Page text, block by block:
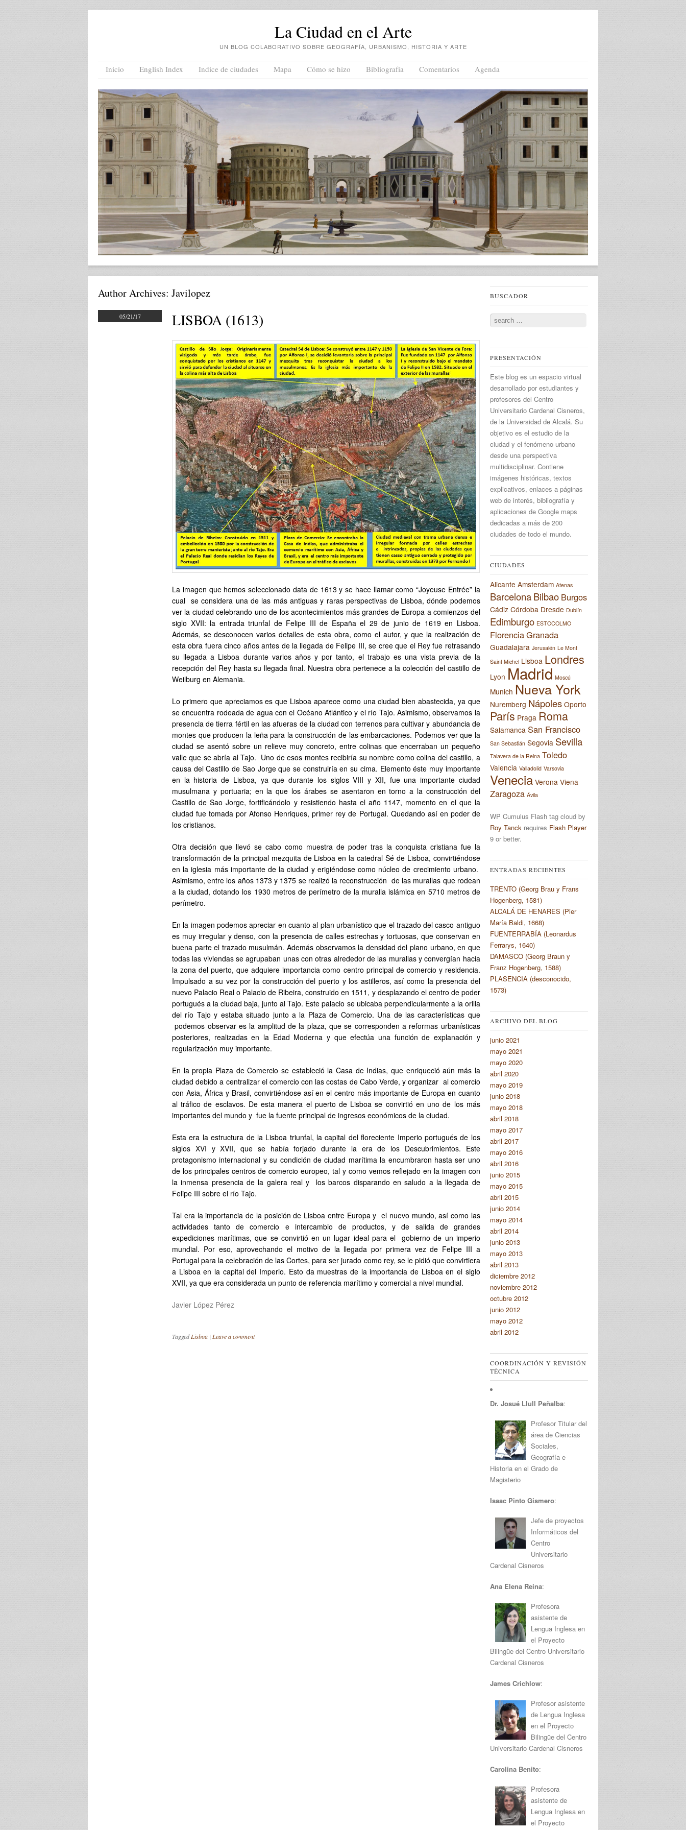
La Ciudad en el Arte
UN BLOG COLABORATIVO SOBRE GEOGRAFÍA, URBANISMO, HISTORIA Y ARTE
Menu
Skip to content
Inicio English Index Indice de ciudades Mapa Cómo se hizo Bibliografía Comentarios Agenda
Author Archives: Javilopez
05/21/17 LISBOA (1613)
La imagen que hemos seleccionado data de 1613 y se hace llamar como “Joyeuse Entrée” la
cual se considera una de las más antiguas y raras perspectivas de Lisboa, dónde podemos
ver la ciudad celebrando uno de los acontecimientos más grandes de Europa a comienzos del
siglo XVII: la entrada triunfal de Felipe III de España el 29 de junio de 1619 en Lisboa.
Además, se desconocen varios detalles de esta obra, como el autor, y que la realización de
esta obra fuera cinco años antes de la llegada de Felipe III, se cree que el Rey fue retrasando
su llegada a Lisboa durante varios años y por tanto, el trabajo es una vista previa de la
recepción del Rey hasta su llegada final. Nuestra obra pertenece a la colección del castillo de
Weilburg en Alemania.
Lo primero que apreciamos es que Lisboa aparece como una ciudad bien abastecida, ya que
se encuentra rodeada de agua con el Océano Atlántico y el río Tajo. Asimismo, observamos la
presencia de tierra fértil en las afueras de la ciudad con terrenos para cultivar y abundancia de
montes que producen la leña para la construcción de las embarcaciones. Podemos ver que la
ciudad se asentó sobre un relieve muy concreto, entre colinas que encerraban un pequeño
valle que se abría al Tajo. Uno de esos montes recibiría su nombre como colina del castillo, a
causa del Castillo de Sao Jorge que se construiría en su cima. Elemento éste muy importante
en la historia de Lisboa, ya que durante los siglos VIII y XII, fue una importante ciudad
musulmana y portuaria; en la que los árabes se asentaron en torno a la construcción del
Castillo de Sao Jorge, fortificándolo y resistiendo hasta el año 1147, momento en el que la
ciudad fue tomada por Afonso Henriques, primer rey de Portugal. Quedando así en poder de
los cristianos.
Otra decisión que llevó se cabo como muestra de poder tras la conquista cristiana fue la
transformación de la principal mezquita de Lisboa en la catedral Sé de Lisboa, convirtiéndose
en la iglesia más importante de la ciudad y erigiéndose como núcleo de crecimiento urbano.
Asimismo, entre los años 1373 y 1375 se realizó la reconstrucción de las murallas que rodean
a la ciudad, dotando los 1930 metros de perímetro de la muralla islámica en 5710 metros de
perímetro.
En la imagen podemos apreciar en cuanto al plan urbanístico que el trazado del casco antiguo
es muy irregular y denso, con la presencia de calles estrechas y tortuosas, que conservan en
buena parte el trazado musulmán. Además observamos la densidad del plano urbano, en que
todas las viviendas se agrupaban unas con otras alrededor de las murallas y convergían hacia
la zona del puerto, que adquiere importancia como centro principal de comercio y residencia.
Impulsado a su vez por la construcción del puerto y los astilleros, así como la presencia del
nuevo Palacio Real o Palacio de Ribeira, construido en 1511, y desplazando el centro de poder
portugués a la ciudad baja, junto al Tajo. Este palacio se ubicaba perpendicularmente a la orilla
del río Tajo y estaba situado junto a la Plaza de Comercio. Una de las características que
podemos observar es la amplitud de la plaza, que se corresponden a reformas urbanísticas
posteriores, realizadas en la Edad Moderna y que efectúa una función de explanación y
regularización muy importante.
En la propia Plaza de Comercio se estableció la Casa de Indias, que enriqueció aún más la
ciudad debido a centralizar el comercio con las costas de Cabo Verde, y organizar al comercio
con Asia, África y Brasil, convirtiéndose así en el centro más importante de Europa en cuanto
al tráfico de esclavos. De esta manera el puerto de Lisboa se convirtió en uno de los más
importantes del mundo y fue la fuente principal de ingresos económicos de la ciudad.
Esta era la estructura de la Lisboa triunfal, la capital del floreciente Imperio portugués de los
siglos XVI y XVII, que se había forjado durante la era de los Descubrimientos. Este
protagonismo internacional y su condición de ciudad marítima la encumbraron hasta ser uno
de los principales centros de comercio europeo, tal y como vemos reflejado en la imagen con
la inmensa presencia de la galera real y los barcos disparando en saludo a la llegada de
Felipe III sobre el río Tajo.
Tal era la importancia de la posición de Lisboa entre Europa y el nuevo mundo, así como las
actividades tanto de comercio e intercambio de productos, y de salida de grandes
expediciones marítimas, que se convirtió en un lugar ideal para el gobierno de un imperio
mundial. Por eso, aprovechando el motivo de la llegada por primera vez de Felipe III a
Portugal para la celebración de las Cortes, para ser jurado como rey, se le pidió que convirtiera
a Lisboa en la capital del Imperio. Esto da muestras de la importancia de Lisboa en el siglo
XVII, ya que era considerada un punto de referencia marítimo y comercial a nivel mundial.
Javier López Pérez
TaggedLisboa | Leave a comment
BUSCADOR
Search
PRESENTACIÓN
Este blog es un espacio virtual
desarrollado por estudiantes y
profesores del Centro
Universitario Cardenal Cisneros,
de la Universidad de Alcalá. Su
objetivo es el estudio de la
ciudad y el fenómeno urbano
desde una perspectiva
multidisciplinar. Contiene
imágenes históricas, textos
explicativos, enlaces a páginas
web de interés, bibliografía y
aplicaciones de Google maps
dedicadas a más de 200
ciudades de todo el mundo.
CIUDADES
Alicante Amsterdam Atenas
BarcelonaBilbao Burgos
Cádiz Córdoba Dresde Dublín
Edimburgo ESTOCOLMO
FlorenciaGranada
Guadalajara Jerusalén Le Mont
Saint Michel Lisboa Londres
Lyon Madrid Moscú
Munich Nueva York
Nuremberg Nápoles Oporto
París Praga Roma
Salamanca San Francisco
San Sebastián Segovia Sevilla
Talavera de la Reina Toledo
Valencia Valladolid Varsovia
Venecia Verona Viena
Zaragoza Ávila
WP Cumulus Flash tag cloud by
Roy Tanck requires Flash Player
9 or better.
ENTRADAS RECIENTES
TRENTO (Georg Brau y Frans
Hogenberg, 1581)
ALCALÁ DE HENARES (Pier
María Baldi, 1668)
FUENTERRABÍA (Leonardus
Ferrarys, 1640)
DAMASCO (Georg Braun y
Franz Hogenberg, 1588)
PLASENCIA (desconocido,
1573)
ARCHIVO DEL BLOG
junio 2021
mayo 2021
mayo 2020
abril 2020
mayo 2019
junio 2018
mayo 2018
abril 2018
mayo 2017
abril 2017
mayo 2016
abril 2016
junio 2015
mayo 2015
abril 2015
junio 2014
mayo 2014
abril 2014
junio 2013
mayo 2013
abril 2013
diciembre 2012
noviembre 2012
octubre 2012
junio 2012
mayo 2012
abril 2012
COORDINACIÓN Y REVISIÓN
TÉCNICA
Dr. Josué Llull Peñalba:
Profesor Titular del
área de Ciencias
Sociales,
Geografía e
Historia en el Grado de
Magisterio
Isaac Pinto Gismero:
Jefe de proyectos
Informáticos del
Centro
Universitario
Cardenal Cisneros
Ana Elena Reina:
Profesora
asistente de
Lengua Inglesa en
el Proyecto
Bilingüe del Centro Universitario
Cardenal Cisneros
James Crichlow:
Profesor asistente
de Lengua Inglesa
en el Proyecto
Bilingüe del Centro
Universitario Cardenal Cisneros
Carolina Benito:
Profesora
asistente de
Lengua Inglesa en
el Proyecto